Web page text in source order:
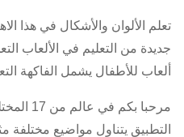
تعلم الألوان والأشكال في هذا
جديدة من التعليم في الألعاب
ألعاب للأطفال يشمل الفاكهة
مرحبا
التطبيق يتناول مواضيع مختلفة